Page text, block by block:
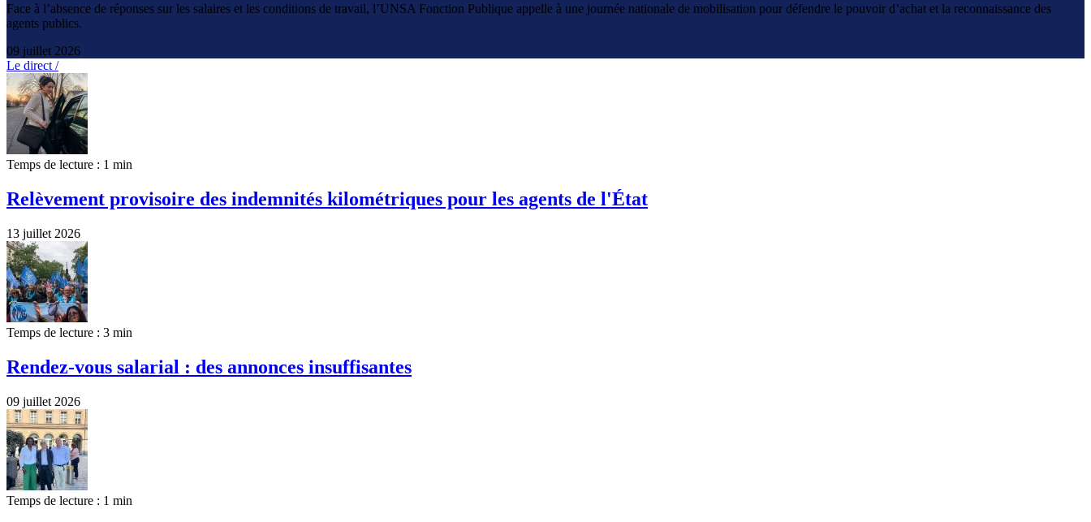
Face à l’absence de réponses sur les salaires et les conditions de travail, l’UNSA Fonction Publique appelle à une journée nationale de mobilisation pour défendre le pouvoir d’achat et la reconnaissance des
agents publics.
09 juillet 2026
Le direct /
Temps de lecture : 1 min
Relèvement provisoire des indemnités kilométriques pour les agents de l'État
13 juillet 2026
Temps de lecture : 3 min
Rendez-vous salarial : des annonces insuffisantes
09 juillet 2026
Temps de lecture : 1 min